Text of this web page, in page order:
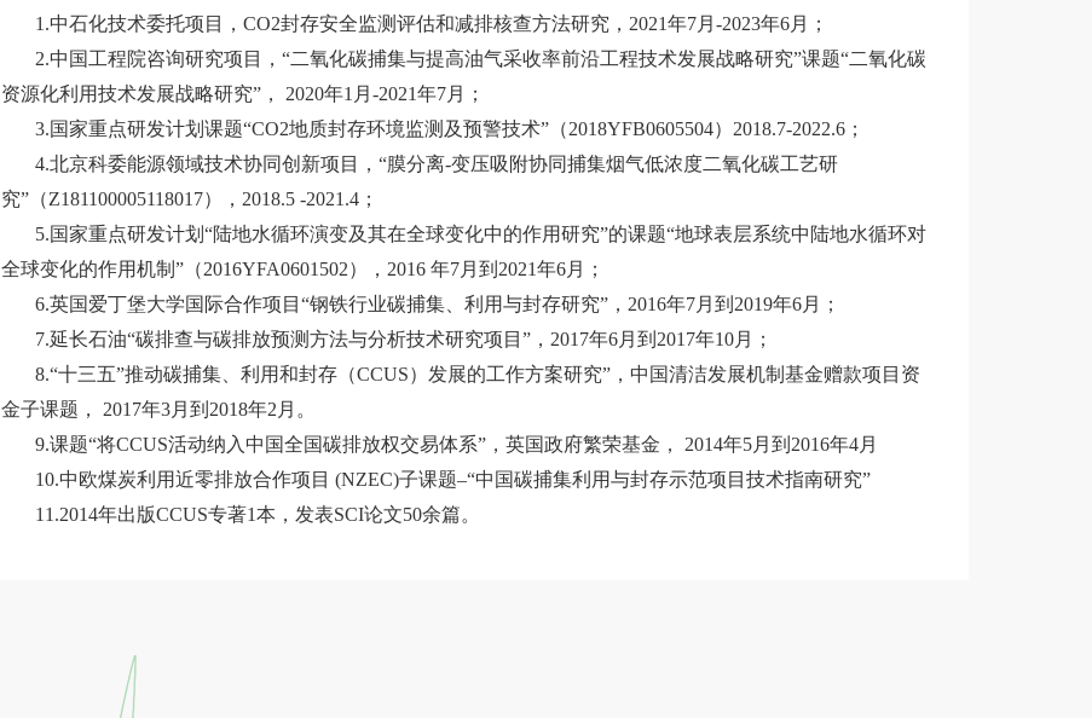
1.中石化技术委托项目，CO2封存安全监测评估和减排核查方法研究，2021年7月-2023年6月；
2.中国工程院咨询研究项目，“二氧化碳捕集与提高油气采收率前沿工程技术发展战略研究”课题“二氧化碳
资源化利用技术发展战略研究”， 2020年1月-2021年7月；
3.国家重点研发计划课题“CO2地质封存环境监测及预警技术”（2018YFB0605504）2018.7-2022.6；
4.北京科委能源领域技术协同创新项目，“膜分离-变压吸附协同捕集烟气低浓度二氧化碳工艺研
究”（Z181100005118017），2018.5 -2021.4；
5.国家重点研发计划“陆地水循环演变及其在全球变化中的作用研究”的课题“地球表层系统中陆地水循环对
全球变化的作用机制”（2016YFA0601502），2016 年7月到2021年6月；
6.英国爱丁堡大学国际合作项目“钢铁行业碳捕集、利用与封存研究”，2016年7月到2019年6月；
7.延长石油“碳排查与碳排放预测方法与分析技术研究项目”，2017年6月到2017年10月；
8.“十三五”推动碳捕集、利用和封存（CCUS）发展的工作方案研究”，中国清洁发展机制基金赠款项目资
金子课题， 2017年3月到2018年2月。
9.课题“将CCUS活动纳入中国全国碳排放权交易体系”，英国政府繁荣基金， 2014年5月到2016年4月
10.中欧煤炭利用近零排放合作项目 (NZEC)子课题–“中国碳捕集利用与封存示范项目技术指南研究”
11.2014年出版CCUS专著1本，发表SCI论文50余篇。